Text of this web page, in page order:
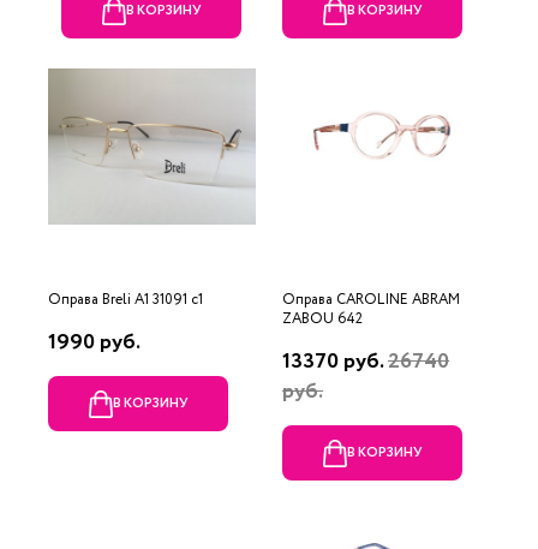
В КОРЗИНУ В КОРЗИНУ
Оправа Breli A1 31091 c1
1990 руб.
В КОРЗИНУ
Оправа CAROLINE ABRAM
ZABOU 642
13370 руб.26740
руб.
В КОРЗИНУ